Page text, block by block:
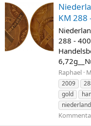
KM 288
288 -
Raphael
2009
gold